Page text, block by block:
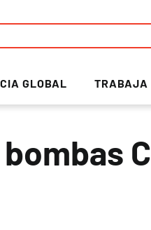
GLOBAL TRABAJA